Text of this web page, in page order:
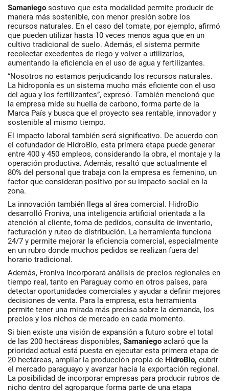
Samaniego sostuvo que esta modalidad permite producir de
manera más sostenible, con menor presión sobre los
recursos naturales. En el caso del tomate, por ejemplo, afirmó
que pueden utilizar hasta 10 veces menos agua que en un
cultivo tradicional de suelo. Además, el sistema permite
recolectar excedentes de riego y volver a utilizarlos,
aumentando la eficiencia en el uso de agua y fertilizantes.
“Nosotros no estamos perjudicando los recursos naturales.
La hidroponía es un sistema mucho más eficiente con el uso
del agua y los fertilizantes”, expresó. También mencionó que
la empresa mide su huella de carbono, forma parte de la
Marca País y busca que el proyecto sea rentable, innovador y
sostenible al mismo tiempo.
El impacto laboral también será significativo. De acuerdo con
el cofundador de HidroBio, esta primera etapa puede generar
entre 400 y 450 empleos, considerando la obra, el montaje y la
operación productiva. Además, resaltó que actualmente el
80% del personal que trabaja con la empresa es femenino, un
factor que consideran positivo por su impacto social en la
zona.
La innovación también llega al área comercial. HidroBio
desarrolló Froniva, una inteligencia artificial orientada a la
atención al cliente, toma de pedidos, consulta de inventario,
facturación y ruteo de distribución. La herramienta funciona
24/7 y permite mejorar la eficiencia comercial, especialmente
en un rubro donde muchos pedidos se realizan fuera del
horario tradicional.
Además, Froniva incorporará análisis de precios regionales en
tiempo real, tanto en Paraguay como en otros países, para
detectar oportunidades comerciales y ayudar a definir mejores
decisiones de venta. Para la empresa, esta herramienta
permite tener una mirada más precisa sobre la demanda, los
precios y los nichos de mercado en cada momento.
Si bien existe una visión de expansión a futuro sobre el total
de las 200 hectáreas disponibles, Samaniego aclaró que la
prioridad actual está puesta en ejecutar esta primera etapa de
20 hectáreas, ampliar la producción propia de HidroBio, cubrir
el mercado paraguayo y avanzar hacia la exportación regional.
La posibilidad de incorporar empresas para producir rubros de
nicho dentro del agroparque forma parte de una etapa